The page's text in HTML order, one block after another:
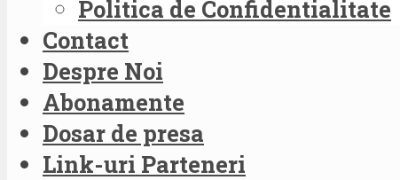
Politica de Confidentialitate
Contact
Despre Noi
Abonamente
Dosar de presa
Link-uri Parteneri